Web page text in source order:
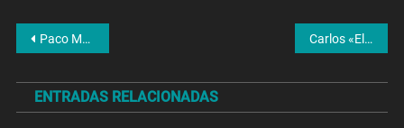
Navegación
de
entradas
Paco Manrique: «Hay medidas que no se toman porque siempre están pendientes de que nadie se enoje» Carlos «El Negro» Álvarez: «Cuando el artista se mezcla con la política, termina perjudicando su carrera»
ENTRADAS RELACIONADAS